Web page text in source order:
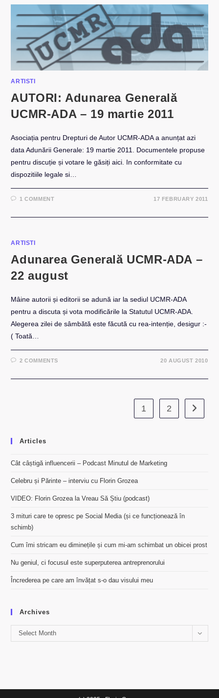
ARTISTI
AUTORI: Adunarea Generală
UCMR-ADA – 19 martie 2011
Asociația pentru Drepturi de Autor UCMR-ADA a anunțat azi
data Adunării Generale: 19 martie 2011. Documentele propuse
pentru discuție și votare le găsiți aici. In conformitate cu
dispozitiile legale si…
1 COMMENT 17 FEBRUARY 2011
ARTISTI
Adunarea Generală UCMR-ADA –
22 august
Mâine autorii și editorii se adună iar la sediul UCMR-ADA
pentru a discuta și vota modificările la Statutul UCMR-ADA.
Alegerea zilei de sâmbătă este făcută cu rea-intenție, desigur :-
( Toată…
2 COMMENTS 20 AUGUST 2010
1 2 Go to
Articles
Cât câștigă influencerii – Podcast Minutul de Marketing
Celebru și Părinte – interviu cu Florin Grozea
VIDEO: Florin Grozea la Vreau Să Știu (podcast)
3 mituri care te opresc pe Social Media (și ce funcționează în
schimb)
Cum îmi stricam eu diminețile și cum mi-am schimbat un obicei prost
Nu geniul, ci focusul este superputerea antreprenorului
Încrederea pe care am învățat s-o dau visului meu
Archives
Archives
Select Month